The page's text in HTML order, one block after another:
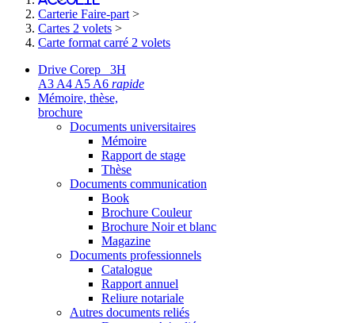
Carterie Faire-part >
Cartes 2 volets >
Carte format carré 2 volets
Drive Corep 3H
A3 A4 A5 A6 rapide
Mémoire, thèse,
brochure
Documents universitaires
Mémoire
Rapport de stage
Thèse
Documents communication
Book
Brochure Couleur
Brochure Noir et blanc
Magazine
Documents professionnels
Catalogue
Rapport annuel
Reliure notariale
Autres documents reliés